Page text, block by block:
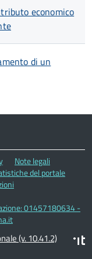
economico
di un
Note legali
del portale
01457180634 -
(v. 10.41.2)